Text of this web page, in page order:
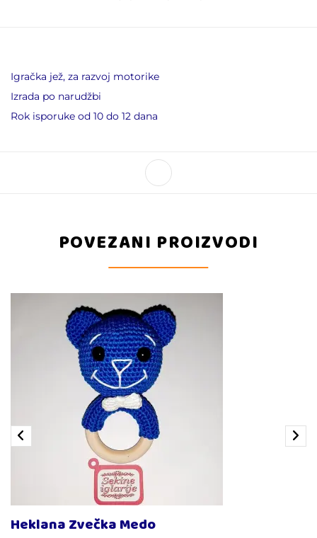
Igračka jež, za razvoj motorike
Izrada po narudžbi
Rok isporuke od 10 do 12 dana
POVEZANI PROIZVODI
Heklana Zvečka Medo